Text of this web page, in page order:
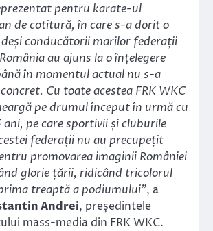
pentru karate-ul
de cotitură, în care s-a dorit o
conducătorii marilor federații
au ajuns la o înțelegere
în momentul actual nu s-a
Cu toate acestea FRK WKC
pe drumul început în urmă cu
ani, pe care sportivii și cluburile
federații nu au precupețit
promovarea imaginii României
glorie țării, ridicând tricolorul
treaptă a podiumului”, a
Andrei, președintele
mass-media din FRK WKC.